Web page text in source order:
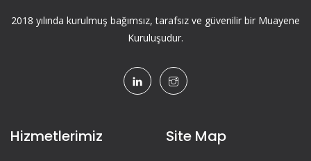
2018 yılında kurulmuş bağımsız, tarafsız ve güvenilir bir Muayene
Kuruluşudur.
Hizmetlerimiz Site Map